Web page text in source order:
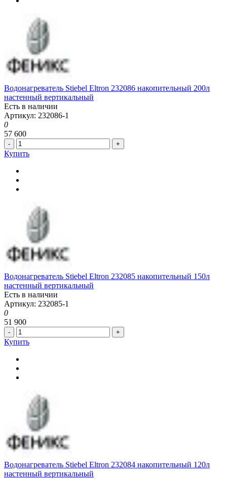
Водонагреватель Stiebel Eltron 232086 накопительный 200л
настенный вертикальный
Есть в наличии
Артикул: 232086-1
0
57 600
- +
Купить
Водонагреватель Stiebel Eltron 232085 накопительный 150л
настенный вертикальный
Есть в наличии
Артикул: 232085-1
0
51 900
- +
Купить
Водонагреватель Stiebel Eltron 232084 накопительный 120л
настенный вертикальный